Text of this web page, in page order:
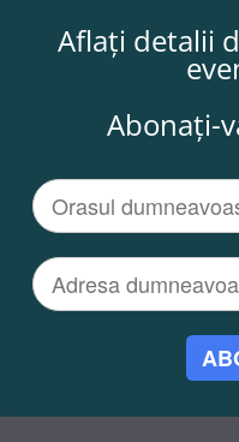
Aflați detalii
Abonați-